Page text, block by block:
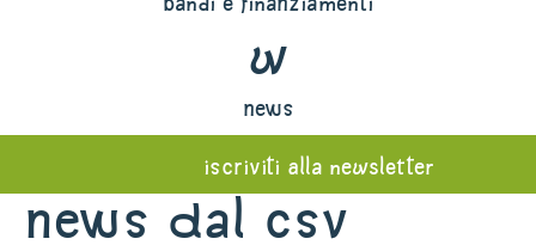
w
news
iscriviti alla newsletter
News dal Csv